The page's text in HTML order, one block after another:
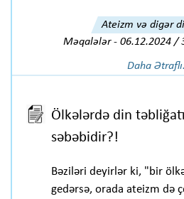
Ateizm və digər
Məqalələr- 06.12.2024 /
Daha
Ölkələrdə din
səbəbidir?!
Bəziləri deyirlər ki, "bir
gedərsə, orada ateizm də